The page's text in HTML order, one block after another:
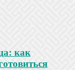
как